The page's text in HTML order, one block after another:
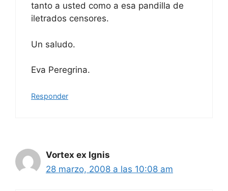
tanto a usted como a esa pandilla de
iletrados censores.
Un saludo.
Eva Peregrina.
Responder
Vortex ex Ignis
28 marzo, 2008 a las 10:08 am